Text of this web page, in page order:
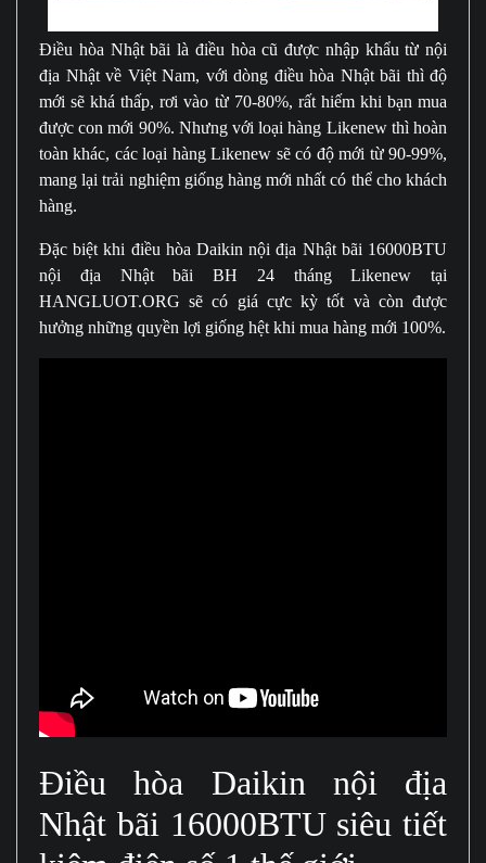
Điều hòa Nhật bãi là điều hòa cũ được nhập khẩu từ nội
địa Nhật về Việt Nam, với dòng điều hòa Nhật bãi thì độ
mới sẽ khá thấp, rơi vào từ 70-80%, rất hiếm khi bạn mua
được con mới 90%. Nhưng với loại hàng Likenew thì hoàn
toàn khác, các loại hàng Likenew sẽ có độ mới từ 90-99%,
mang lại trải nghiệm giống hàng mới nhất có thể cho khách
hàng.
Đặc biệt khi điều hòa Daikin nội địa Nhật bãi 16000BTU
nội địa Nhật bãi BH 24 tháng Likenew tại
HANGLUOT.ORG sẽ có giá cực kỳ tốt và còn được
hưởng những quyền lợi giống hệt khi mua hàng mới 100%.
Điều hòa Daikin nội địa
Nhật bãi 16000BTU siêu tiết